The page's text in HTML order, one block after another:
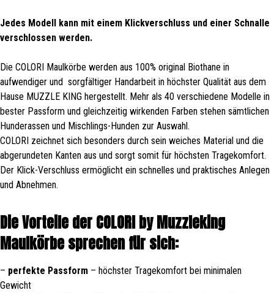
Jedes Modell kann mit einem Klickverschluss und einer Schnalle
verschlossen werden.
Die COLORI Maulkörbe werden aus 100% original Biothane in
aufwendiger und sorgfältiger Handarbeit in höchster Qualität aus dem
Hause MUZZLE KING hergestellt. Mehr als 40 verschiedene Modelle in
bester Passform und gleichzeitig wirkenden Farben stehen sämtlichen
Hunderassen und Mischlings-Hunden zur Auswahl.
COLORI zeichnet sich besonders durch sein weiches Material und die
abgerundeten Kanten aus und sorgt somit für höchsten Tragekomfort.
Der Klick-Verschluss ermöglicht ein schnelles und praktisches Anlegen
und Abnehmen.
Die Vorteile der COLORI by Muzzleking
Maulkörbe sprechen für sich:
– perfekte Passform – höchster Tragekomfort bei minimalen
Gewicht